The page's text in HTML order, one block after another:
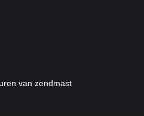
van zendmast